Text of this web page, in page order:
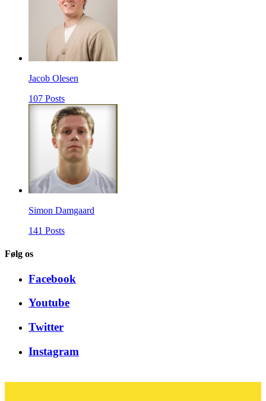
Jacob Olesen
107 Posts
Simon Damgaard
141 Posts
Følg os
Facebook
Youtube
Twitter
Instagram